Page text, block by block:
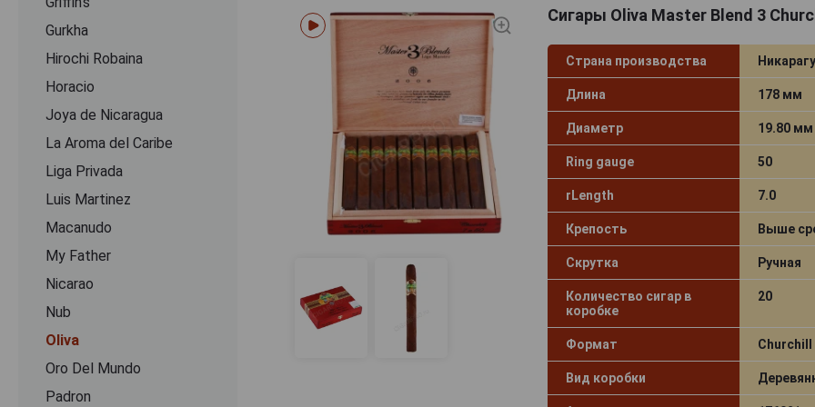
Gurkha
Hirochi Robaina
Horacio
Joya de Nicaragua
La Aroma del Caribe
Liga Privada
Luis Martinez
Macanudo
My Father
Nicarao
Nub
Oliva
Oro Del Mundo
Padron
Сигары Oliva Master Blend 3
Страна производства
Длина 178 мм
Диаметр 19.80 мм
Ring gauge 50
rLength 7.0
Крепость Выше
Скрутка Ручная
Количество сигар в
коробке
20
Формат Churchill
Вид коробки